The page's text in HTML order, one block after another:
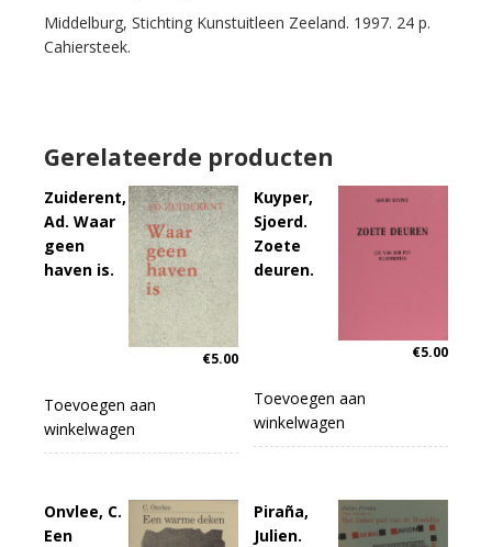
Middelburg, Stichting Kunstuitleen Zeeland. 1997. 24 p.
Cahiersteek.
Gerelateerde producten
Zuiderent,
Ad. Waar
geen
haven is.
€5.00
Toevoegen aan
winkelwagen
Kuyper,
Sjoerd.
Zoete
deuren.
€5.00
Toevoegen aan
winkelwagen
Onvlee, C.
Een
Piraña,
Julien.